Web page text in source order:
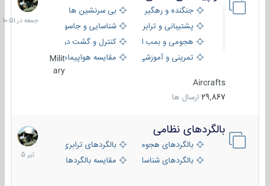
جنگنده و رهگیر
بی سرنشین ها
پشتیبانی و ترابری
شناسایی و جاسوسی
هجومی و بمب افکن
کنترل و گشت دریایی
تمرینی و آموزشی
مقایسه هواپیماهاMilit
ary
Aircrafts
29,867 ارسال ها
در
10:51
بالگردهای نظامی
بالگردهای هجومی
بالگردهای ترابری
بالگردهای شناسایی
مقایسه بالگردها
22
تیر
1405